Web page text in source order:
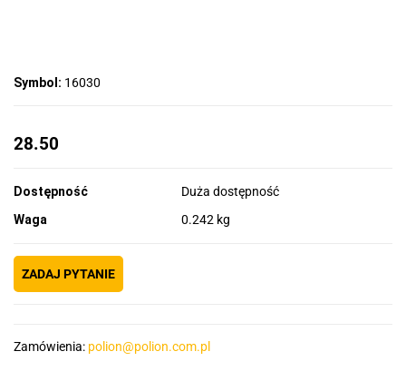
Symbol: 16030
28.50
Dostępność
Duża dostępność
Waga
0.242 kg
ZADAJ PYTANIE
Zamówienia: polion@polion.com.pl